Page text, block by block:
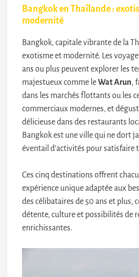
Bangkok en Thaïlande :
modernité
Bangkok, capitale vibrante de la
exotisme et modernité. Les
ans ou plus peuvent explorer les
majestueux comme leWat Arun,
dans les marchés flottants ou les
commerciaux modernes, et
délicieuse dans des restaurants
Bangkok est une ville qui ne dort
éventail d’activités pour satisfaire
Ces cinq destinations offrent
expérience unique adaptée aux
des célibataires de 50 ans et plus,
détente, culture et possibilités de
enrichissantes.